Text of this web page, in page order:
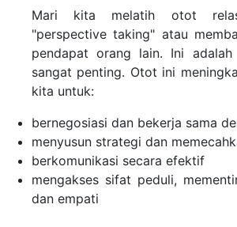
Mari kita melatih otot
"perspective taking" atau
pendapat orang lain. Ini
sangat penting. Otot ini
kita untuk:
bernegosiasi dan bekerja sama
menyusun strategi dan
berkomunikasi secara efektif
mengakses sifat peduli,
dan empati